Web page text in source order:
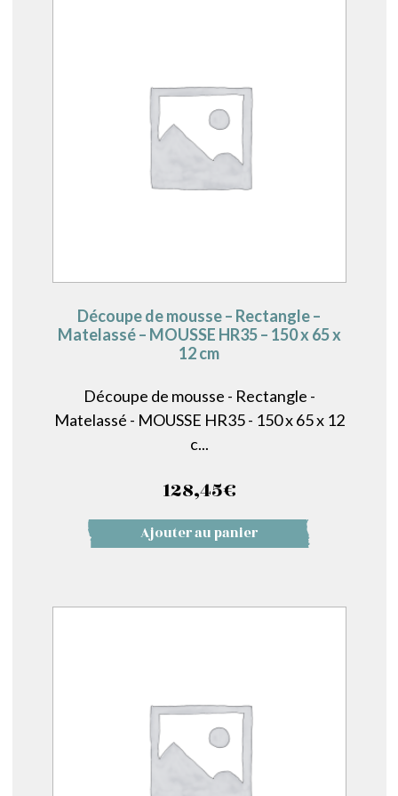
Découpe de mousse – Rectangle –
Matelassé – MOUSSE HR35 – 150 x 65 x
12 cm
Découpe de mousse - Rectangle -
Matelassé - MOUSSE HR35 - 150 x 65 x 12
c...
128,45€
Ajouter au panier